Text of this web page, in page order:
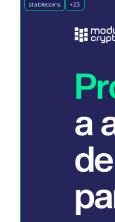
stablecoins +23